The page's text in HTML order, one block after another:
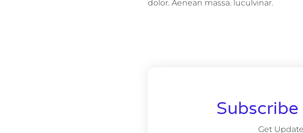
dolor. Aenean massa. luculvinar.
Get